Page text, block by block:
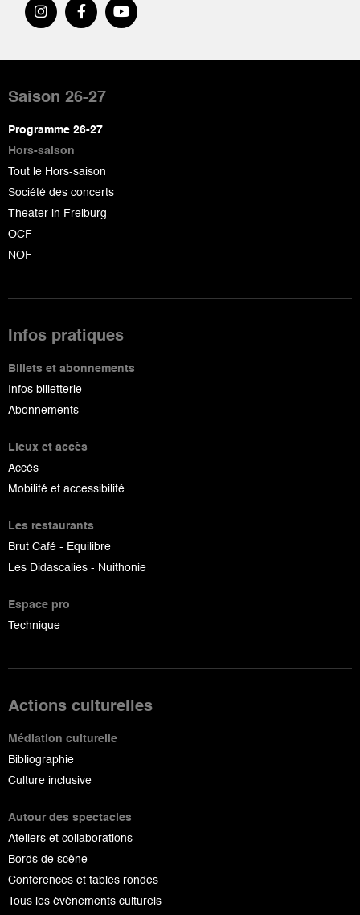
de
page
Saison 26-27
Programme 26-27
Hors-saison
Tout le Hors-saison
Société des concerts
Theater in Freiburg
OCF
NOF
Infos pratiques
Billets et abonnements
Infos billetterie
Abonnements
Lieux et accès
Accès
Mobilité et accessibilité
Les restaurants
Brut Café - Equilibre
Les Didascalies - Nuithonie
Espace pro
Technique
Actions culturelles
Médiation culturelle
Bibliographie
Culture inclusive
Autour des spectacles
Ateliers et collaborations
Bords de scène
Conférences et tables rondes
Tous les événements culturels